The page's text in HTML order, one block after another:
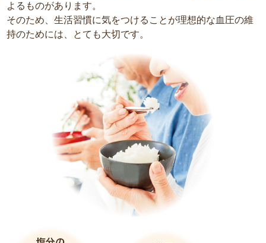
よるものがあります。
そのため、生活習慣に気をつけることが理想的な血圧の維
持のためには、とても大切です。